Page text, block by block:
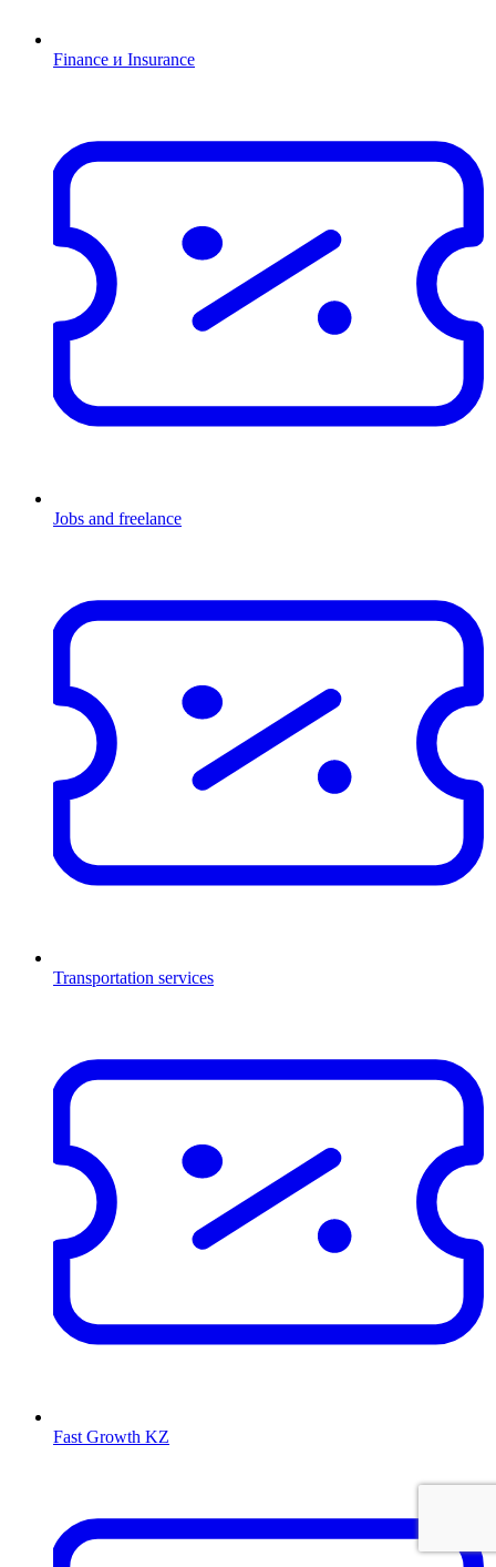
Finance и Insurance
Jobs and freelance
Transportation services
Fast Growth KZ